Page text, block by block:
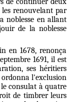
les renouvelant par
noblesse en allant
de la noblesse
en 1678, renonça
1691, il est
ses héritiers
ordonna l'exclusion
consulat à quatre
de timbrer leurs